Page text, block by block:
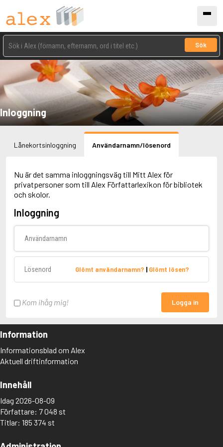
Sök
Inloggning
Lånekortsinloggning Användarnamn/lösenord
Nu är det samma inloggningsväg till Mitt Alex för
privatpersoner som till Alex Författarlexikon för bibliotek
och skolor.
Inloggning
Glömt användarnamn? | Glömt lösen?
Kom ihåg mig! Logga in
Information
Informationsblad om Alex
Aktuell driftinformation
Innehåll
Idag 2026-08-09
Författare: 7 048 st
Titlar: 185 374 st